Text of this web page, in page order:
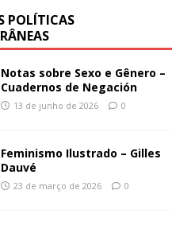
POLÍTICAS
Notas sobre Sexo e Gênero –
Cuadernos de Negación
13 de junho de 2026 0
Feminismo Ilustrado – Gilles
Dauvé
23 de março de 2026 0